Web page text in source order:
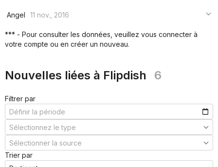
***
Angel
11 nov., 2016
*** - Pour consulter les données, veuillez vous connecter à
votre compte ou en créer un nouveau.
Nouvelles liées à Flipdish 6
Filtrer par
Trier par